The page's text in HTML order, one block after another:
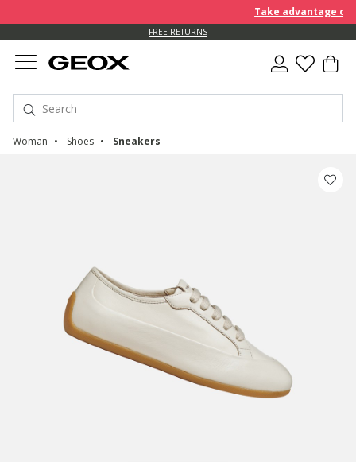
Take advantage of
FREE RETURNS
Woman Shoes Sneakers